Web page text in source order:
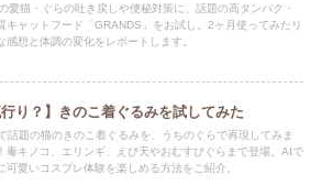
愛猫・ぐらの吐き戻しや便秘対策に、話題の高タンパク・
キャットフード「GRANDS」をお試し。2ヶ月使ってみたリ
感想と体調の変化をレポートします。
行り？】きのこ着ぐるみを試してみた
話題の猫のきのこ着ぐるみを、うちのぐらで再現してみま
毒キノコ、エリンギ、えび天やおむすびぐらまで登場。AIで
可愛いコスプレ体験を楽しめる方法をご紹介。